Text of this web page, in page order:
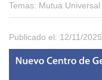
Temas: Mutua Universal
Publicado el: 12/11/2025